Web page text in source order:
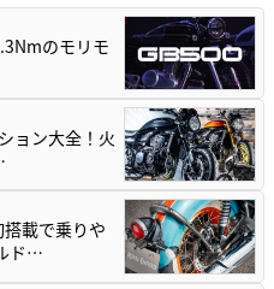
のモリモ
ョン大全！火
載で乗りや
ド…